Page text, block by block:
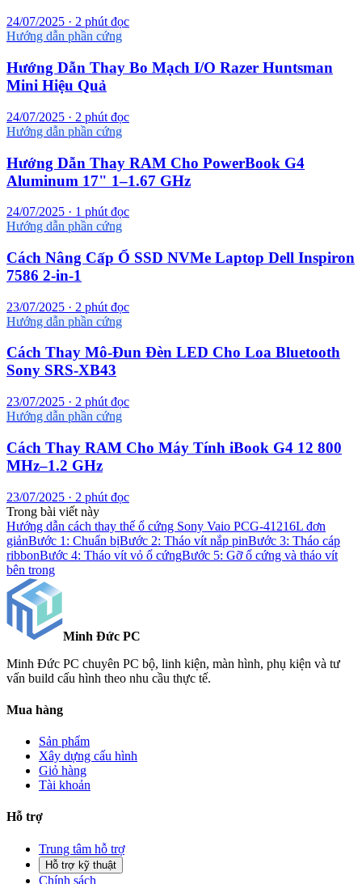
24/07/2025 · 2 phút đọc
Hướng dẫn phần cứng
Hướng Dẫn Thay Bo Mạch I/O Razer Huntsman
Mini Hiệu Quả
24/07/2025 · 2 phút đọc
Hướng dẫn phần cứng
Hướng Dẫn Thay RAM Cho PowerBook G4
Aluminum 17" 1–1.67 GHz
24/07/2025 · 1 phút đọc
Hướng dẫn phần cứng
Cách Nâng Cấp Ổ SSD NVMe Laptop Dell Inspiron
7586 2-in-1
23/07/2025 · 2 phút đọc
Hướng dẫn phần cứng
Cách Thay Mô-Đun Đèn LED Cho Loa Bluetooth
Sony SRS-XB43
23/07/2025 · 2 phút đọc
Hướng dẫn phần cứng
Cách Thay RAM Cho Máy Tính iBook G4 12 800
MHz–1.2 GHz
23/07/2025 · 2 phút đọc
Trong bài viết này
Hướng dẫn cách thay thế ổ cứng Sony Vaio PCG-41216L đơn
giảnBước 1: Chuẩn bịBước 2: Tháo vít nắp pinBước 3: Tháo cáp
ribbonBước 4: Tháo vít vỏ ổ cứngBước 5: Gỡ ổ cứng và tháo vít
bên trong
Minh Đức PC
Minh Đức PC chuyên PC bộ, linh kiện, màn hình, phụ kiện và tư
vấn build cấu hình theo nhu cầu thực tế.
Mua hàng
Sản phẩm
Xây dựng cấu hình
Giỏ hàng
Tài khoản
Hỗ trợ
Trung tâm hỗ trợ
Hỗ trợ kỹ thuật
Chính sách